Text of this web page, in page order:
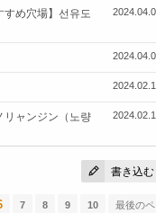
すめ穴場】선유도
リャンジン（노량
書き込む
7 8 9 10 最後の